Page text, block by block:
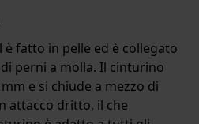
fatto in pelle ed è collegato
perni a molla. Il cinturino
e si chiude a mezzo di
attacco dritto, il che